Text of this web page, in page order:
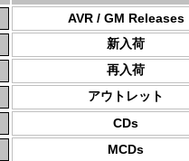
AVR / GM Releases
新入荷
再入荷
アウトレット
CDs
MCDs